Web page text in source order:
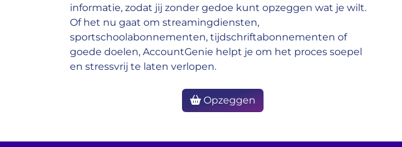
informatie, zodat jij zonder gedoe kunt opzeggen wat je wilt.
Of het nu gaat om streamingdiensten,
sportschoolabonnementen, tijdschriftabonnementen of
goede doelen, AccountGenie helpt je om het proces soepel
en stressvrij te laten verlopen.
Opzeggen